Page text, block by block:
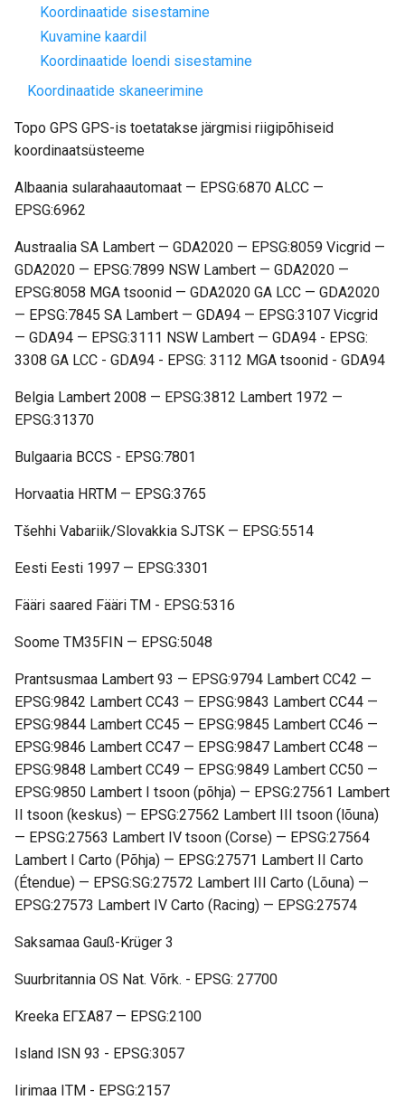
Koordinaatide sisestamine
Kuvamine kaardil
Koordinaatide loendi sisestamine
Koordinaatide skaneerimine
Topo GPS GPS-is toetatakse järgmisi riigipõhiseid
koordinaatsüsteeme
Albaania sularahaautomaat — EPSG:6870 ALCC —
EPSG:6962
Austraalia SA Lambert — GDA2020 — EPSG:8059 Vicgrid —
GDA2020 — EPSG:7899 NSW Lambert — GDA2020 —
EPSG:8058 MGA tsoonid — GDA2020 GA LCC — GDA2020
— EPSG:7845 SA Lambert — GDA94 — EPSG:3107 Vicgrid
— GDA94 — EPSG:3111 NSW Lambert — GDA94 - EPSG:
3308 GA LCC - GDA94 - EPSG: 3112 MGA tsoonid - GDA94
Belgia Lambert 2008 — EPSG:3812 Lambert 1972 —
EPSG:31370
Bulgaaria BCCS - EPSG:7801
Horvaatia HRTM — EPSG:3765
Tšehhi Vabariik/Slovakkia SJTSK — EPSG:5514
Eesti Eesti 1997 — EPSG:3301
Fääri saared Fääri TM - EPSG:5316
Soome TM35FIN — EPSG:5048
Prantsusmaa Lambert 93 — EPSG:9794 Lambert CC42 —
EPSG:9842 Lambert CC43 — EPSG:9843 Lambert CC44 —
EPSG:9844 Lambert CC45 — EPSG:9845 Lambert CC46 —
EPSG:9846 Lambert CC47 — EPSG:9847 Lambert CC48 —
EPSG:9848 Lambert CC49 — EPSG:9849 Lambert CC50 —
EPSG:9850 Lambert I tsoon (põhja) — EPSG:27561 Lambert
II tsoon (keskus) — EPSG:27562 Lambert III tsoon (lõuna)
— EPSG:27563 Lambert IV tsoon (Corse) — EPSG:27564
Lambert I Carto (Põhja) — EPSG:27571 Lambert II Carto
(Étendue) — EPSG:SG:27572 Lambert III Carto (Lõuna) —
EPSG:27573 Lambert IV Carto (Racing) — EPSG:27574
Saksamaa Gauß-Krüger 3
Suurbritannia OS Nat. Võrk. - EPSG: 27700
Kreeka ΕΓΣΑ87 — EPSG:2100
Island ISN 93 - EPSG:3057
Iirimaa ITM - EPSG:2157